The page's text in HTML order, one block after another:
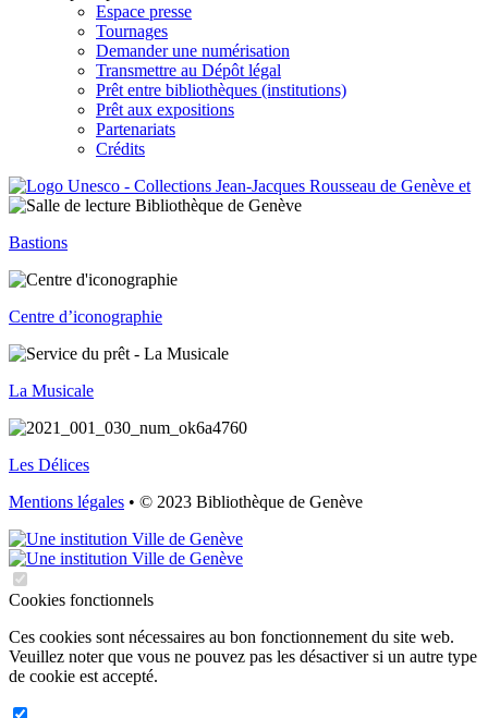
Espace presse
Tournages
Demander une numérisation
Transmettre au Dépôt légal
Prêt entre bibliothèques (institutions)
Prêt aux expositions
Partenariats
Crédits
Bastions
Centre d’iconographie
La Musicale
Les Délices
Mentions légales • © 2023 Bibliothèque de Genève
Cookies fonctionnels
Ces cookies sont nécessaires au bon fonctionnement du site web.
Veuillez noter que vous ne pouvez pas les désactiver si un autre type
de cookie est accepté.